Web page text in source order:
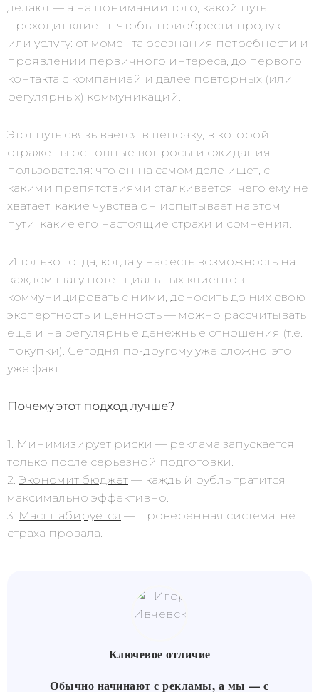
делают — а на понимании того, какой путь
проходит клиент, чтобы приобрести продукт
или услугу: от момента осознания потребности и
проявлении первичного интереса, до первого
контакта с компанией и далее повторных (или
регулярных) коммуникаций.
Этот путь связывается в цепочку, в которой
отражены основные вопросы и ожидания
пользователя: что он на самом деле ищет, с
какими препятствиями сталкивается, чего ему не
хватает, какие чувства он испытывает на этом
пути, какие его настоящие страхи и сомнения.
И только тогда, когда у нас есть возможность на
каждом шагу потенциальных клиентов
коммуницировать с ними, доносить до них свою
экспертность и ценность — можно рассчитывать
еще и на регулярные денежные отношения (т.е.
покупки). Сегодня по-другому уже сложно, это
уже факт.
Почему этот подход лучше?
1. Минимизирует риски — реклама запускается
только после серьезной подготовки.
2. Экономит бюджет — каждый рубль тратится
максимально эффективно.
3. Масштабируется — проверенная система, нет
страха провала.
Ключевое отличие
Обычно начинают с рекламы, а мы — с